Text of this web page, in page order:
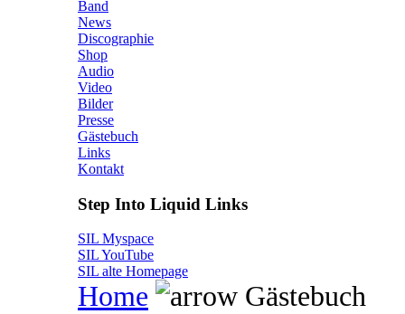
Band
News
Discographie
Shop
Audio
Video
Bilder
Presse
Gästebuch
Links
Kontakt
Step Into Liquid Links
SIL Myspace
SIL YouTube
SIL alte Homepage
Home Gästebuch